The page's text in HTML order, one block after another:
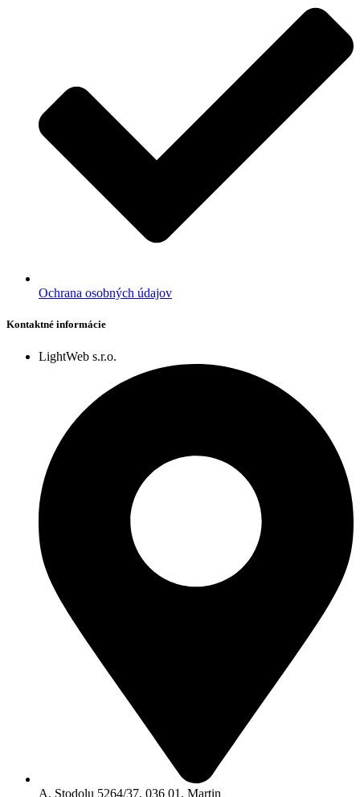
Ochrana osobných údajov
Kontaktné informácie
LightWeb s.r.o.
A. Stodolu 5264/37, 036 01, Martin